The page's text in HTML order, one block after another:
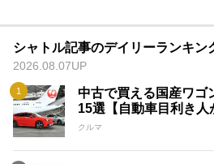
シャトル記事のデイリーランキン
2026.08.07UP
中古で買える国産ワゴ
15選【自動車目利き人
クルマ